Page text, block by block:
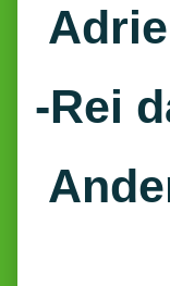
-Rei